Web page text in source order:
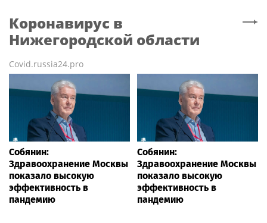
Коронавирус в
Нижегородской области
Covid.russia24.pro
Собянин:
Здравоохранение Москвы
показало высокую
эффективность в
пандемию
Собянин:
Здравоохранение Москвы
показало высокую
эффективность в
пандемию